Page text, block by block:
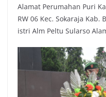
Alamat Perumahan Puri
RW 06 Kec. Sokaraja
istri Alm Peltu Sularso